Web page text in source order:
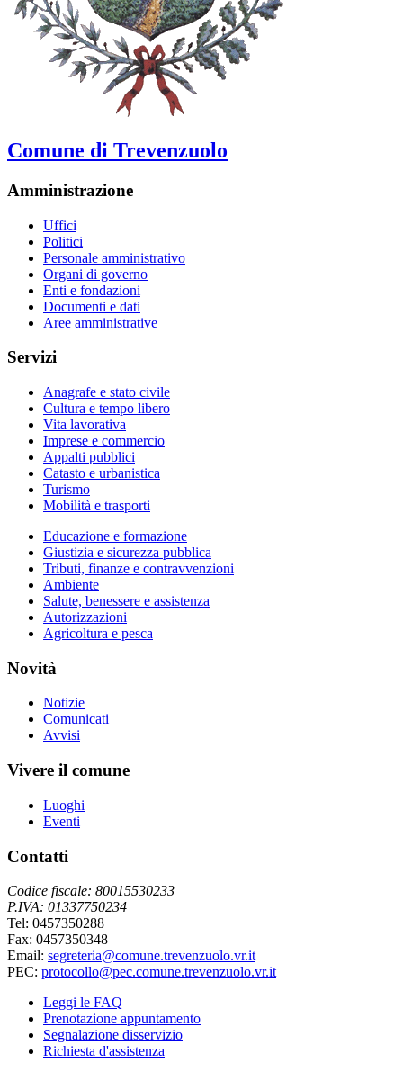
Comune di Trevenzuolo
Amministrazione
Uffici
Politici
Personale amministrativo
Organi di governo
Enti e fondazioni
Documenti e dati
Aree amministrative
Servizi
Anagrafe e stato civile
Cultura e tempo libero
Vita lavorativa
Imprese e commercio
Appalti pubblici
Catasto e urbanistica
Turismo
Mobilità e trasporti
Educazione e formazione
Giustizia e sicurezza pubblica
Tributi, finanze e contravvenzioni
Ambiente
Salute, benessere e assistenza
Autorizzazioni
Agricoltura e pesca
Novità
Notizie
Comunicati
Avvisi
Vivere il comune
Luoghi
Eventi
Contatti
Codice fiscale: 80015530233
P.IVA: 01337750234
Tel: 0457350288
Fax: 0457350348
Email: segreteria@comune.trevenzuolo.vr.it
PEC: protocollo@pec.comune.trevenzuolo.vr.it
Leggi le FAQ
Prenotazione appuntamento
Segnalazione disservizio
Richiesta d'assistenza